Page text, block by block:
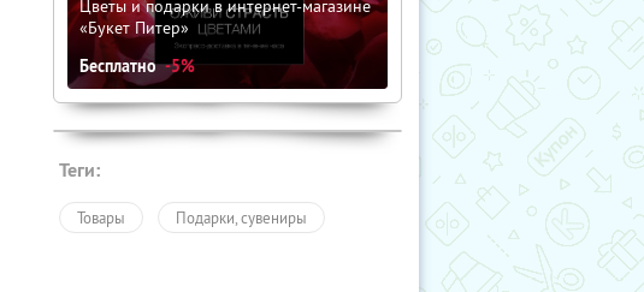
Цветы и подарки в интернет-магазине
«Букет Питер»
Бесплатно -5%
Теги:
Товары Подарки, сувениры